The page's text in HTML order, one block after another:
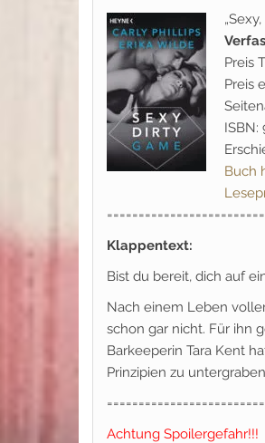
Preis
Preis
ISBN:
Buch
Klappentext:
Bist du bereit, dich auf
Nach einem Leben
schon gar nicht. Für ihn
Barkeeperin Tara Kent
Prinzipien zu
Achtung Spoilergefahr!!!